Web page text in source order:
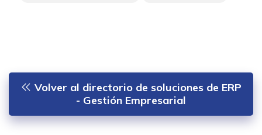
Volver al directorio de soluciones de ERP
- Gestión Empresarial